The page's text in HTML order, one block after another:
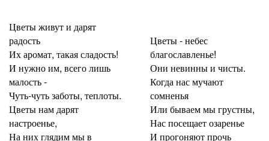
Цветы живут и дарят
радость
Их аромат, такая сладость!
И нужно им, всего лишь
малость -
Чуть-чуть заботы, теплоты.
Цветы нам дарят
настроенье,
На них глядим мы в
Цветы - небес
благославленье!
Они невинны и чисты.
Когда нас мучают
сомненья
Или бываем мы грустны,
Нас посещает озаренье
И прогоняют прочь